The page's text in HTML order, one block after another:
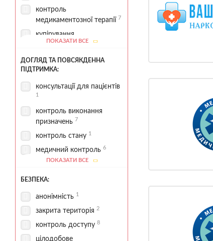
контроль
медикаментозної терапії 7
купірування
абстинентного синдрому
лабораторні аналізи
медикаментозна терапія
медична діагностика
нарколог 1
психіатр1
психолог 1
психологічна діагностика
екстрена наркологічна
ПОКАЗАТИ ВСЕ
ДОГЛЯД ТА ПОВСЯКДЕННА
ПІДТРИМКА:
консультації для пацієнтів
1
контроль виконання
призначень 7
контроль стану 1
медичний контроль 6
медичний супровід
мотиваційна підтримка
психологічна підтримка
ПОКАЗАТИ ВСЕ
БЕЗПЕКА:
анонімність 1
закрита територія 2
контроль доступу 8
цілодобове